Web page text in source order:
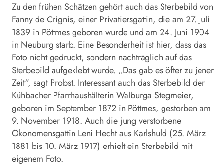
Zu den frühen Schätzen gehört auch das Sterbebild von
Fanny de Crignis, einer Privatiersgattin, die am 27. Juli
1839 in Pöttmes geboren wurde und am 24. Juni 1904
in Neuburg starb. Eine Besonderheit ist hier, dass das
Foto nicht gedruckt, sondern nachträglich auf das
Sterbebild aufgeklebt wurde. „Das gab es öfter zu jener
Zeit“, sagt Probst. Interessant auch das Sterbebild der
Kühbacher Pfarrhaushälterin Walburga Stegmeier,
geboren im September 1872 in Pöttmes, gestorben am
9. November 1918. Auch die jung verstorbene
Ökonomensgattin Leni Hecht aus Karlshuld (25. März
1881 bis 10. März 1917) erhielt ein Sterbebild mit
eigenem Foto.